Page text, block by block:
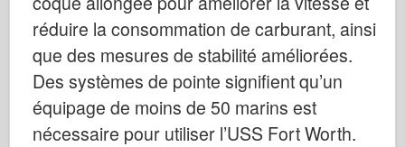
Modèle Meng
Tamiya
Tristar
Trompettiste
réduire la consommation de carburant, ainsi
que des mesures de stabilité améliorées.
Des systèmes de pointe signifient qu’un
équipage de moins de 50 marins est
nécessaire pour utiliser l’USS Fort Worth.